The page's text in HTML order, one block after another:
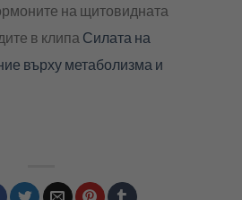
на щитовидната
в клипа Силата на
върху метаболизма и